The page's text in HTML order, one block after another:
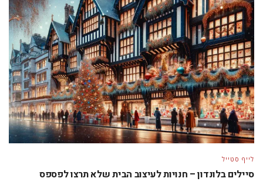
לייף סטייל
סיילים בלונדון – חנויות לעיצוב הבית שלא תרצו לפספס